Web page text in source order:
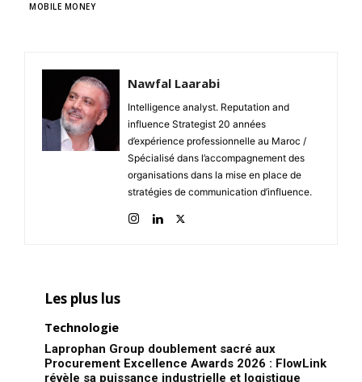
MOBILE MONEY
Nawfal Laarabi
Intelligence analyst. Reputation and
influence Strategist 20 années
d’expérience professionnelle au Maroc /
Spécialisé dans l’accompagnement des
organisations dans la mise en place de
stratégies de communication d’influence.
Les plus lus
Technologie
Laprophan Group doublement sacré aux
Procurement Excellence Awards 2026 : FlowLink
révèle sa puissance industrielle et logistique